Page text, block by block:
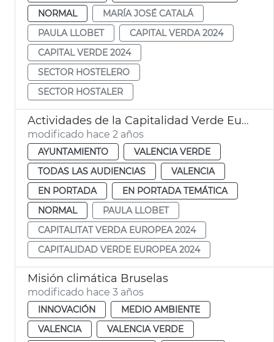
NORMAL
MARÍA JOSÉ CATALÁ
PAULA LLOBET
CAPITAL VERDA 2024
CAPITAL VERDE 2024
SECTOR HOSTELERO
SECTOR HOSTALER
Actividades de la Capitalidad Verde Europea
modificado hace 2 años
AYUNTAMIENTO
VALENCIA VERDE
TODAS LAS AUDIENCIAS
VALENCIA
EN PORTADA
EN PORTADA TEMÁTICA
NORMAL
PAULA LLOBET
CAPITALITAT VERDA EUROPEA 2024
CAPITALIDAD VERDE EUROPEA 2024
Misión climática Bruselas
modificado hace 3 años
INNOVACIÓN
MEDIO AMBIENTE
VALENCIA
VALENCIA VERDE